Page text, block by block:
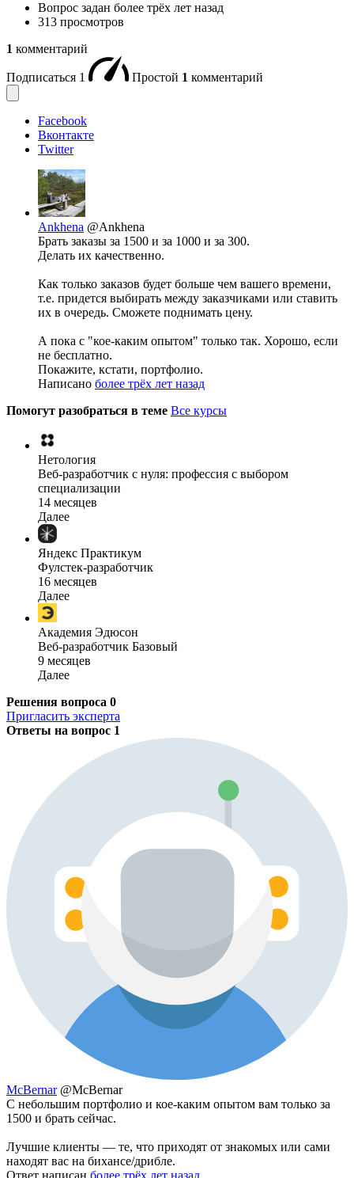
Вопрос задан более трёх лет назад
313 просмотров
1 комментарий
Подписаться 1 Простой 1 комментарий
Facebook
Вконтакте
Twitter
Ankhena @Ankhena
Брать заказы за 1500 и за 1000 и за 300.
Делать их качественно.
Как только заказов будет больше чем вашего времени,
т.е. придется выбирать между заказчиками или ставить
их в очередь. Сможете поднимать цену.
А пока с "кое-каким опытом" только так. Хорошо, если
не бесплатно.
Покажите, кстати, портфолио.
Написано более трёх лет назад
Помогут разобраться в теме Все курсы
Нетология
Веб-разработчик с нуля: профессия с выбором
специализации
14 месяцев
Далее
Яндекс Практикум
Фулстек-разработчик
16 месяцев
Далее
Академия Эдюсон
Веб-разработчик Базовый
9 месяцев
Далее
Решения вопроса 0
Пригласить эксперта
Ответы на вопрос 1
McBernar @McBernar
С небольшим портфолио и кое-каким опытом вам только за
1500 и брать сейчас.
Лучшие клиенты — те, что приходят от знакомых или сами
находят вас на бихансе/дрибле.